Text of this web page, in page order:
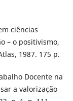
ciências
– o positivismo,
1987. 175 p.
Docente na
a valorização